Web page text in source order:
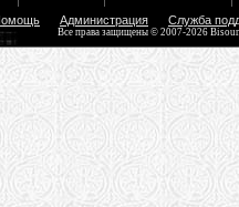
Администрация Служба
Все права защищены © 2007-2026